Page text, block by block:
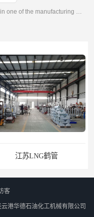
Development, design, production and sales in one of the manufacturing enterprises
客
云港华德石油化工机械有限公司